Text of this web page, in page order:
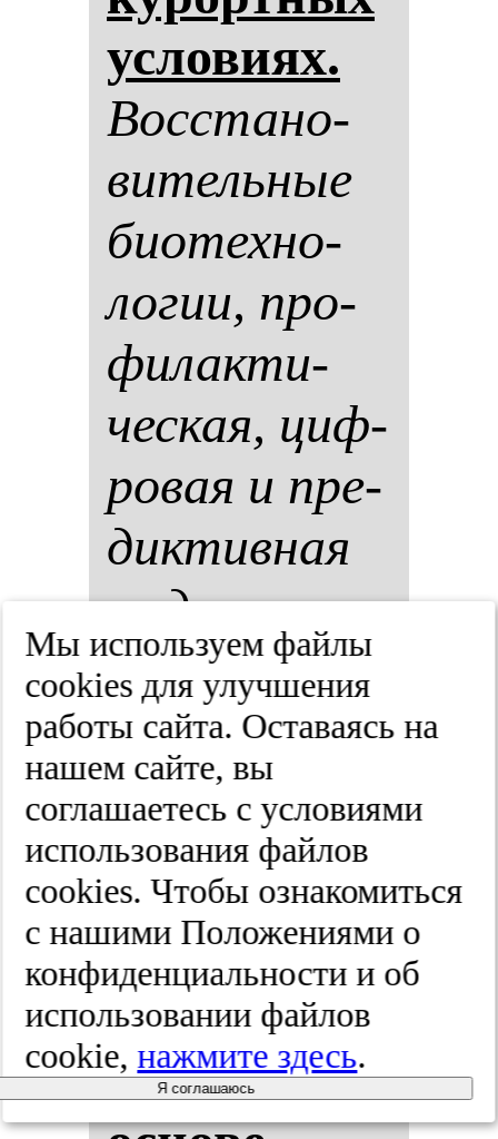
ус­ло­ви­ях.
Вос­ста­но­
ви­тель­ные
би­отех­но­
ло­гии, про­
фи­лак­ти­
чес­кая, циф­
ро­вая и пре­
дик­тив­ная
ме­ди­ци­на.
2025;(4):14-19
Мо­дель уп­
рав­ле­ния
ка­чес­твом
ме­ди­цин­
ской ре­аби­
ли­та­ции на
Мы используем файлы
cооkies для улучшения
работы сайта. Оставаясь на
нашем сайте, вы
соглашаетесь с условиями
использования файлов
cооkies. Чтобы ознакомиться
с нашими Положениями о
конфиденциальности и об
использовании файлов
cookie,нажмите здесь.
Я соглашаюсь